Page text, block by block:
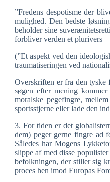
”Fredens despotisme der
mulighed. Den bedste
beholder sine
forbliver verden et plurivers
(”Et aspekt ved den
traumatiseringen ved
Overskriften er fra den tyske
søgen efter mening
moralske pegefingre,
sportsstjerne eller lade den
3. For tiden er det
dem) peger gerne fingre ad
Således har Mogens
slippe af med disse
befolkningen, der stiller sig
proces hen imod Europas